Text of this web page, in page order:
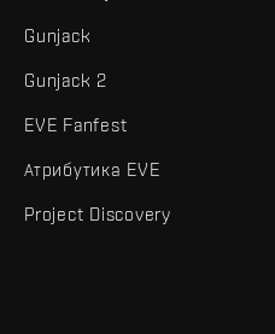
Gunjack
Gunjack 2
EVE Fanfest
Атрибутика EVE
Project Discovery